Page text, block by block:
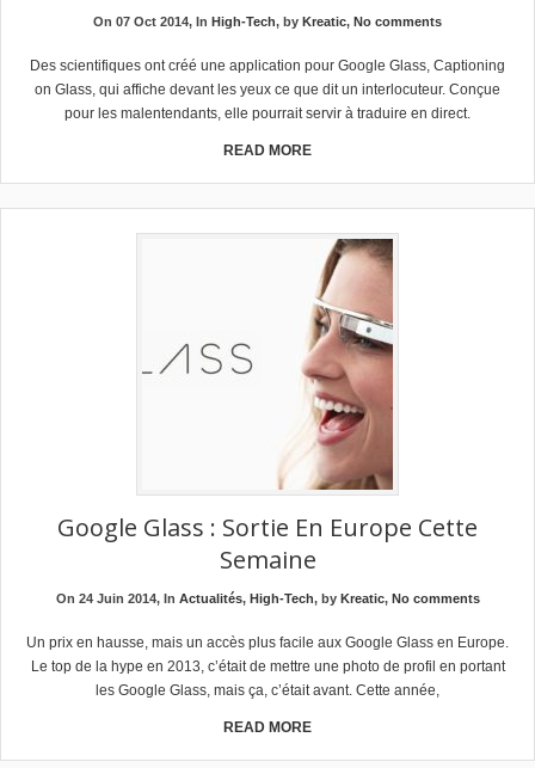
On 07 Oct 2014, In High-Tech, by Kreatic, No comments
Des scientifiques ont créé une application pour Google Glass, Captioning
on Glass, qui affiche devant les yeux ce que dit un interlocuteur. Conçue
pour les malentendants, elle pourrait servir à traduire en direct.
READ MORE
Google Glass : Sortie En Europe Cette
Semaine
On 24 Juin 2014, In Actualités, High-Tech, by Kreatic, No comments
Un prix en hausse, mais un accès plus facile aux Google Glass en Europe.
Le top de la hype en 2013, c’était de mettre une photo de profil en portant
les Google Glass, mais ça, c’était avant. Cette année,
READ MORE